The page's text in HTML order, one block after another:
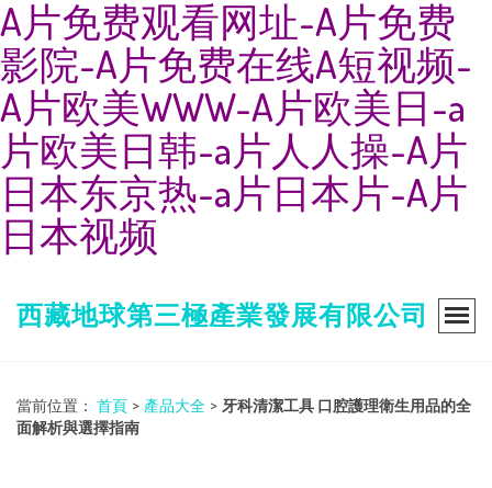
A片免费观看网址-A片免费
影院-A片免费在线A短视频-
A片欧美WWW-A片欧美日-a
片欧美日韩-a片人人操-A片
日本东京热-a片日本片-A片
日本视频
西藏地球第三極產業發展有限公司
當前位置： 首頁 > 產品大全 > 牙科清潔工具 口腔護理衛生用品的全
面解析與選擇指南